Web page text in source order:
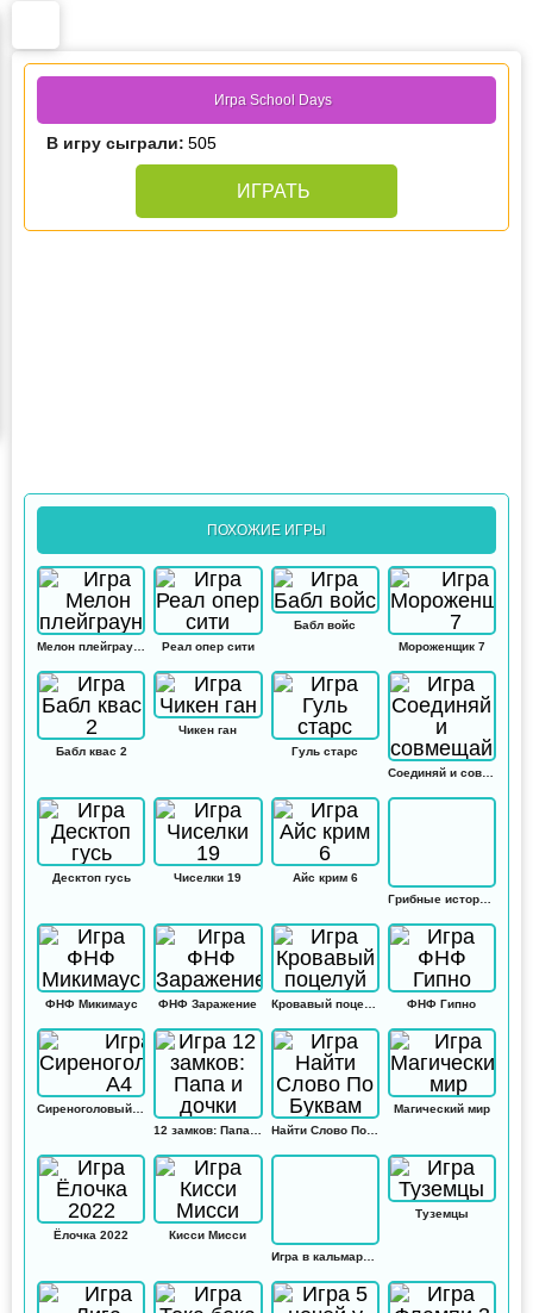
Игра School Days
В игру сыграли: 505
ИГРАТЬ
ПОХОЖИЕ ИГРЫ
Реал опер сити
Бабл войс
Мороженщик 7
Бабл квас 2
Чикен ган
Гуль старс
Соединяй и совмещай
Десктоп гусь Чиселки 19
Айс крим 6
Грибные истории: Кликер
ФНФ Микимаус ФНФ Заражение Кровавый поцелуй ФНФ Гипно
Найти Слово По Буквам
Магический мир
Ёлочка 2022
Кисси Мисси
Игра в кальмара: Амонг ас
Туземцы